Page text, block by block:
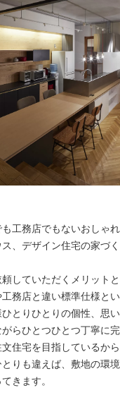
工務店でもないおしゃ
、デザイン住宅の家づく
していただくメリット
務店と違い標準仕様と
とりひとりの個性、思
らひとつひとつ丁寧に
住宅を目指しているから
りも違えば、敷地の環
きます。